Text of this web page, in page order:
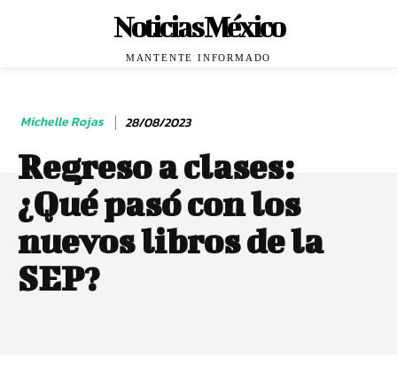
Noticias México
MANTENTE INFORMADO
Michelle Rojas 28/08/2023
Regreso a clases:
¿Qué pasó con los
nuevos libros de la
SEP?